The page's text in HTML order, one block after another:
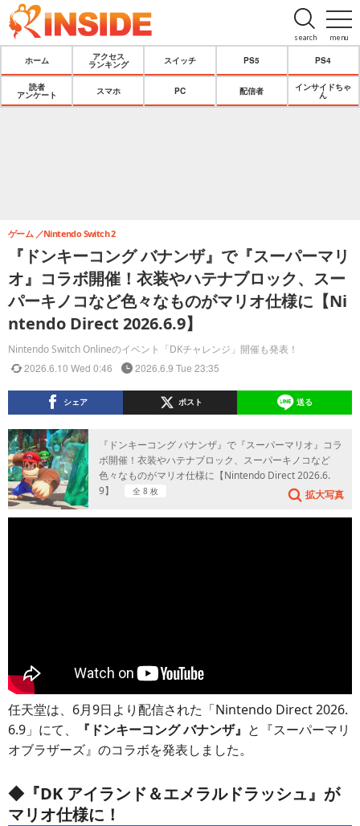
menu
search
ホーム
アクセス
ランキング
スイッチ PS5 PS4
読者
アンケート
スマホ PC 配信者
インサイドちゃ
ん
『ドンキーコング バナンザ』で『スーパーマリ
オ』コラボ開催！衣装やハテナブロック、スー
パーキノコなど色々なものがマリオ仕様に【Ni
ntendo Direct 2026.6.9】
Nintendo Switch Onlineのイベント「DKチャレンジ」開催も発表！
ゲーム Nintendo Switch 2
2026.6.10 Wed 0:46 2026.6.9 Tue 23:35
シェア ポスト 送る
『ドンキーコング バナンザ』で『スーパーマリオ』コラ
ボ開催！衣装やハテナブロック、スーパーキノコなど
色々なものがマリオ仕様に【Nintendo Direct 2026.6.
9】
全 8 枚 拡大写真
任天堂は、6月9日より配信された「Nintendo Direct 2026.
6.9」にて、
『ドンキーコング バナンザ』 と『スーパーマリ
オブラザーズ』のコラボを発表しました。
◆『DK アイランド＆エメラルドラッシュ』が
マリオ仕様に！